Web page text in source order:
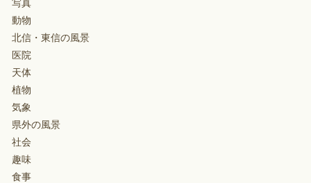
写真
動物
北信・東信の風景
医院
天体
植物
気象
県外の風景
社会
趣味
食事